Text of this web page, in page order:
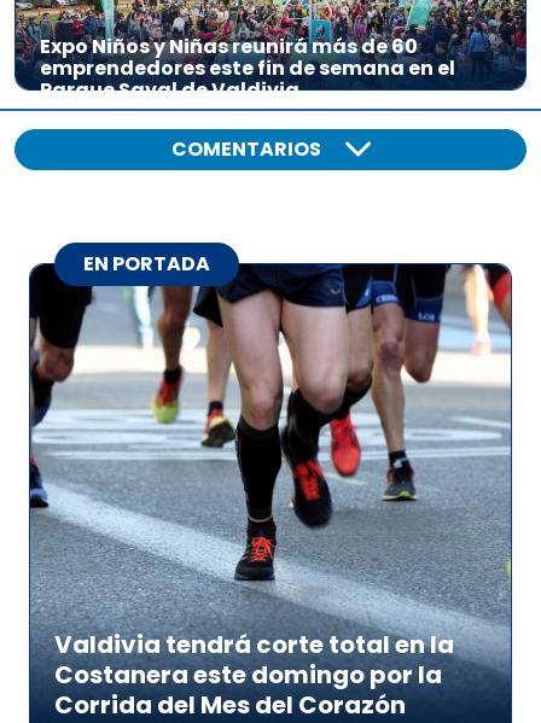
Expo Niños y Niñas reunirá más de 60
emprendedores este fin de semana en el
Parque Saval de Valdivia
COMENTARIOS
EN PORTADA
Valdivia tendrá corte total en la
Costanera este domingo por la
Corrida del Mes del Corazón